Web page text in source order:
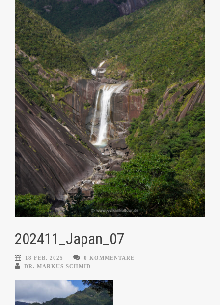
202411_Japan_07
18 FEB. 2025
0 KOMMENTARE
DR. MARKUS SCHMID